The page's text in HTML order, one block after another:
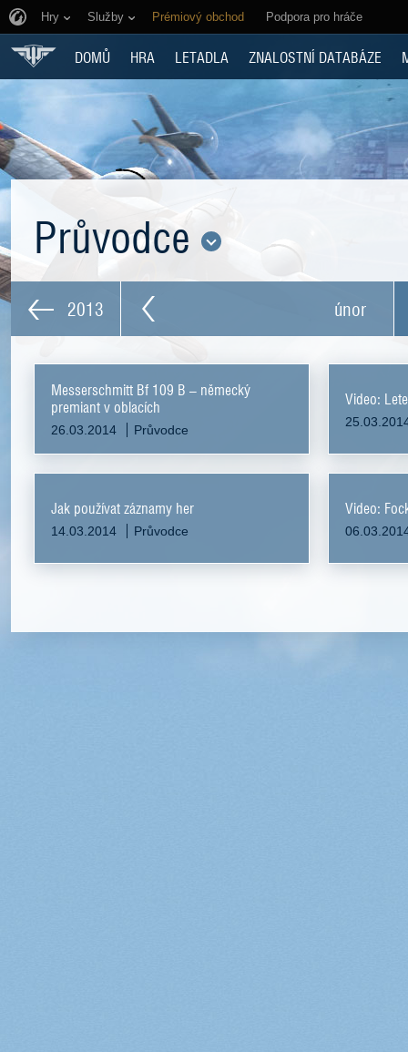
Hry Služby Prémiový obchod Podpora pro hráče
DOMŮ HRA LETADLA ZNALOSTNÍ DATABÁZE
Průvodce
2013 únor
Messerschmitt Bf 109 B – německý
premiant v oblacích
26.03.2014 Průvodce
Video:
Jak používat záznamy her
14.03.2014 Průvodce
Video: